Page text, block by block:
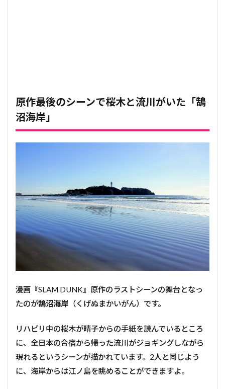
原作最後のシーンで桜木と流川がいた「鵠
沼海岸」
漫画『SLAM DUNK』原作のラストシーンの舞台となっ
たのが鵠沼海岸 （くげぬまかいがん）です。
リハビリ中の桜木が晴子からの手紙を読んでいるところ
に、全日本の合宿から帰った流川がジョギングしながら
現れるというシーンが描かれています。2人と同じよう
に、海岸からは江ノ島を眺めることができますよ。